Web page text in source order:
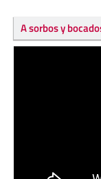
A sorbos y